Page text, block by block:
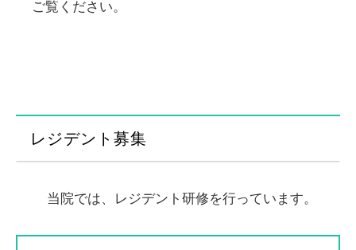
ご覧ください。
レジデント募集
当院では、レジデント研修を行っています。